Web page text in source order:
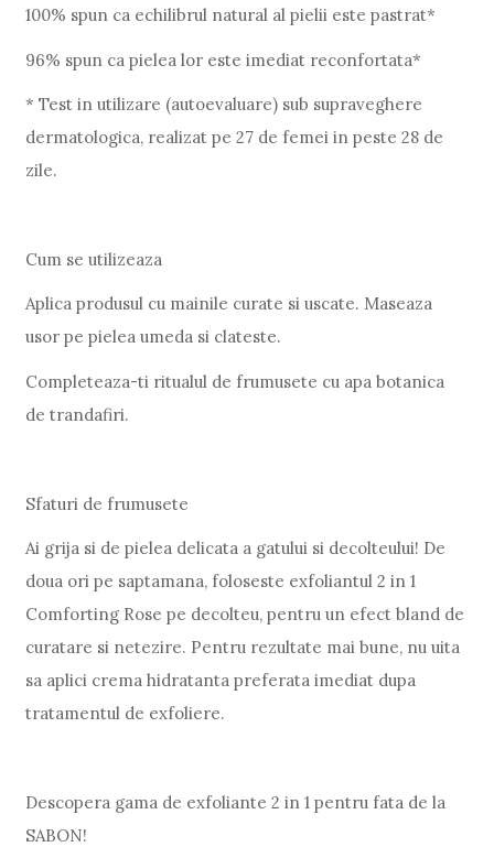
100% spun ca echilibrul natural al pielii este pastrat*
96% spun ca pielea lor este imediat reconfortata*
* Test in utilizare (autoevaluare) sub supraveghere
dermatologica, realizat pe 27 de femei in peste 28 de
zile.
Cum se utilizeaza
Aplica produsul cu mainile curate si uscate. Maseaza
usor pe pielea umeda si clateste.
Completeaza-ti ritualul de frumusete cu apa botanica
de trandafiri.
Sfaturi de frumusete
Ai grija si de pielea delicata a gatului si decolteului! De
doua ori pe saptamana, foloseste exfoliantul 2 in 1
Comforting Rose pe decolteu, pentru un efect bland de
curatare si netezire. Pentru rezultate mai bune, nu uita
sa aplici crema hidratanta preferata imediat dupa
tratamentul de exfoliere.
Descopera gama de exfoliante 2 in 1 pentru fata de la
SABON!